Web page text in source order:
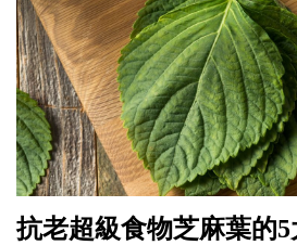
抗老超級食物芝麻葉的